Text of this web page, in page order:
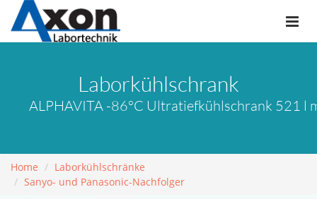
Laborkühlschrank
ALPHAVITA -86°C Ultratiefkühlschrank 521
Home
Laborkühlschränke
Sanyo- und Panasonic-Nachfolger